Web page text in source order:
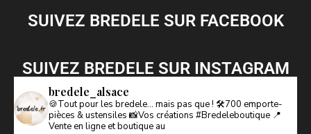
SUIVEZ BREDELE SUR FACEBOOK
SUIVEZ BREDELE SUR INSTAGRAM
bredele_alsace
🍪Tout pour les bredele… mais pas que ! 🛠️700 emporte-
pièces & ustensiles 📸Vos créations #Bredeleboutique 📍
Vente en ligne et boutique au